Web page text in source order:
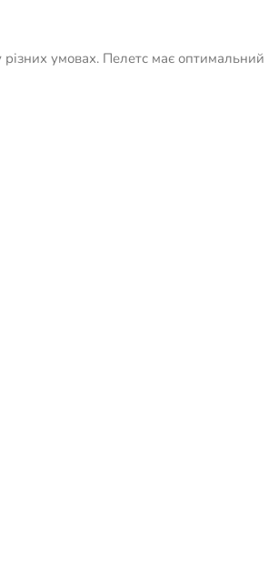
умовах. Пелетс має оптимальний